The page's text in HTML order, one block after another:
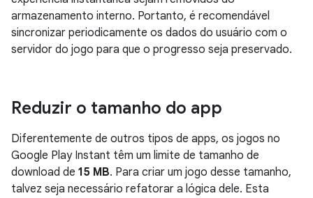
armazenamento interno. Portanto, é recomendável
sincronizar periodicamente os dados do usuário com o
servidor do jogo para que o progresso seja preservado.
Reduzir o tamanho do app
Diferentemente de outros tipos de apps, os jogos no
Google Play Instant têm um limite de tamanho de
download de 15 MB. Para criar um jogo desse tamanho,
talvez seja necessário refatorar a lógica dele. Esta